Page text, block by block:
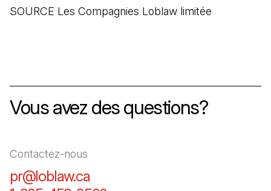
SOURCE Les Compagnies Loblaw limitée
Vous avez des questions?
Contactez-nous
pr@loblaw.ca